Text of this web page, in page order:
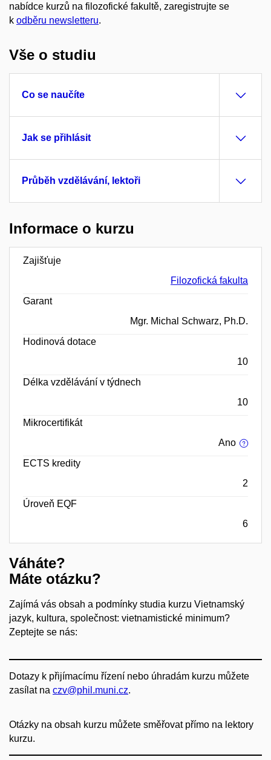
nabídce kurzů na filozofické fakultě, zaregistrujte se
k odběru newsletteru.
Vše o studiu
Co se naučíte
Jak se přihlásit
Průběh vzdělávání, lektoři
Informace o kurzu
Zajišťuje
Filozofická fakulta
Garant
Mgr. Michal Schwarz, Ph.D.
Hodinová dotace
10
Délka vzdělávání v týdnech
10
Mikrocertifikát
Ano
ECTS kredity
2
Úroveň EQF
6
Váháte?
Máte otázku?
Zajímá vás obsah a podmínky studia kurzu Vietnamský
jazyk, kultura, společnost: vietnamistické minimum?
Zeptejte se nás:
Dotazy k přijímacímu řízení nebo úhradám kurzu můžete
zasílat na czv@phil.muni.cz.
Otázky na obsah kurzu můžete směřovat přímo na lektory
kurzu.